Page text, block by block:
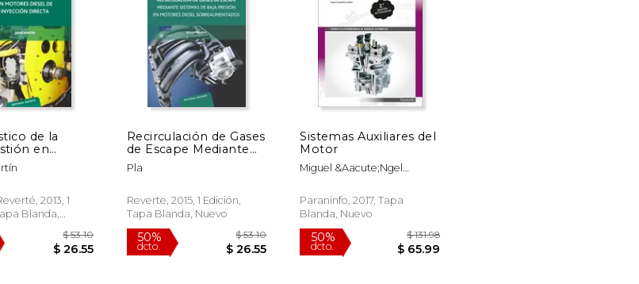
50%
dcto.
$ 93.47
$ 46.74
50%
dcto. $ 40.00 dcto.
de la
en
Diésel de
Directa
2013, 1
Blanda,
Recirculación de Gases
de Escape Mediante
Sistemas de Baja
Presión en Motores
Sobrealimentados
(Temas Avanzados
Interna)
Pla
Reverte, 2015, 1 Edición,
Tapa Blanda, Nuevo
Sistemas Auxiliares del
Motor
Miguel &Aacute;Ngel
Paraninfo, 2017, Tapa
Blanda, Nuevo